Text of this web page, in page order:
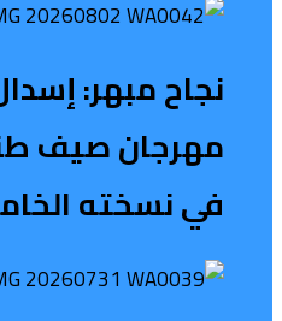
نجاح مبهر:
مهرجان صيف
في نسخته